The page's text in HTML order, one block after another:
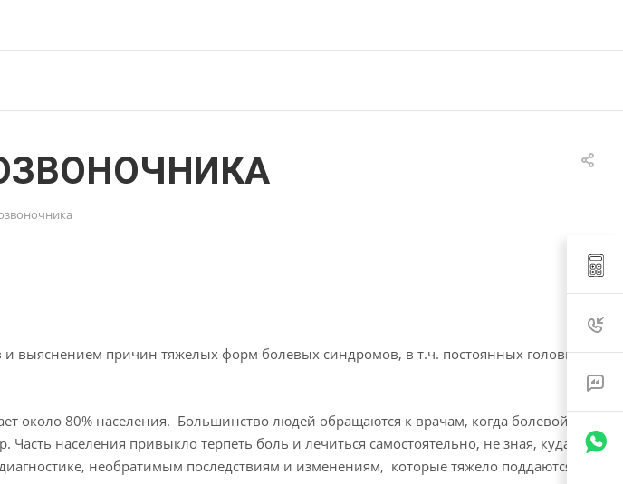
выяснением причин тяжелых форм болевых синдромов, в т.ч. постоянных головных
около 80% населения. Большинство людей обращаются к врачам, когда болевой
населения привыкло терпеть боль и лечиться самостоятельно, не зная, куда
необратимым последствиям и изменениям, которые тяжело поддаются